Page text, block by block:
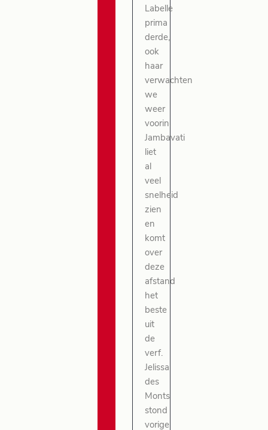
Labelle
prima
derde,
ook
haar
verwachten
we
weer
voorin.
Jambavati
liet
al
veel
snelheid
zien
en
komt
over
deze
afstand
het
beste
uit
de
verf.
Jelissa
des
Monts
stond
vorige